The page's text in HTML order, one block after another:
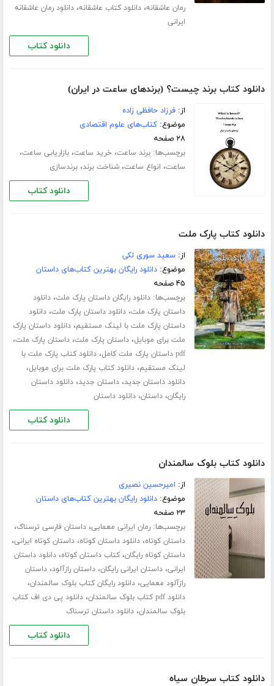
رمان عاشقانه،دانلود کتاب عاشقانه،دانلود رمان عاشقانه
ایرانی
دانلود کتاب
دانلود کتاب برند چیست؟ (برندهای ساعت در ایران)
از:فرزاد حافظی زاده
موضوع:کتاب‌های علوم اقتصادی
۲۸ صفحه
برچسب‌ها:برند ساعت، خرید ساعت،بازاریابی ساعت،
ساعت، انواع ساعت،شناخت برند،برندسازی
دانلود کتاب
دانلود کتاب پارک ملت
از:سعید سوری لکی
موضوع:دانلود رایگان بهترین کتاب‌های داستان
۴۵ صفحه
برچسب‌ها:دانلود رایگان داستان پارک ملت،دانلود
داستان پارک ملت،دانلود داستان پارک ملت،دانلود
داستان پارک ملت با لینک مستقیم،دانلود داستان پارک
ملت برای موبایل،داستان پارک ملت،داستان پارک ملت،
pdf داستان پارک ملت کامل ،دانلود کتاب پارک ملت با
لینک مستقیم،دانلود کتاب پارک ملت برای موبایل،
دانلود داستان جدید،داستان جدید،دانلود داستان
رایگان،داستان،دانلود داستان
دانلود کتاب
دانلود کتاب بلوک سالمندان
از: امیرحسین نصیری
موضوع:دانلود رایگان بهترین کتاب‌های داستان
۲۳ صفحه
برچسب‌ها:رمان ایرانی معمایی،داستان فارسی ترسناک،
داستان کوتاه،دانلود داستان کوتاه،داستان کوتاه ایرانی،
داستان کوتاه رایگان،کتاب داستان کوتاه،دانلود داستان
ایرانی،داستان ایرانی رایگان،داستان رازآلود،داستان
رازآلود معمایی،دانلود رایگان کتاب بلوک سالمندان،
دانلود pdf کتاب بلوک سالمندان ،دانلود پی دی اف کتاب
بلوک سالمندان،دانلود داستان ترسناک
دانلود کتاب
دانلود کتاب سرطان سیاه